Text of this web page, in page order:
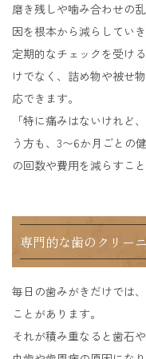
磨き残しや噛み合わせの
因を根本から減らしていき
定期的なチェックを受け
けでなく、詰め物や被せ
応できます。
「特に痛みはないけれど
う方も、3〜6か月ごとの
の回数や費用を減らすこと
専門的な歯のクリー
毎日の歯みがきだけでは
ことがあります。
それが積み重なると歯石